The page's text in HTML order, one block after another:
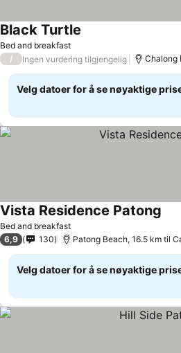
Bed and breakfast
Black Turtle
/ Ingen vurdering tilgjengelig Chalong
Velg datoer for å se nøyaktige
Bed and breakfast
Vista Residence Patong
6,9 130 Patong Beach, 16.5 km til
Velg datoer for å se nøyaktige